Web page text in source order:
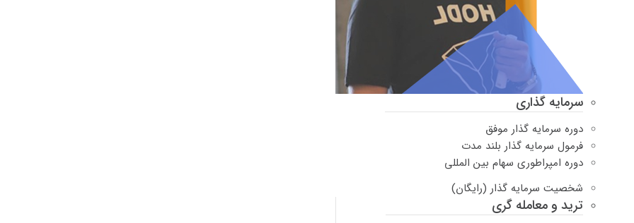
سرمایه گذاری
دوره سرمایه گذار موفق
فرمول سرمایه گذار بلند مدت
دوره امپراطوری سهام بین المللی
شخصیت سرمایه گذار (رایگان)
ترید و معامله گری